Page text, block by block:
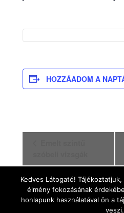
HOZZÁADOM A
Kedves Látogató!
élmény fokozásának
honlapunk használatával ön a
veszi.